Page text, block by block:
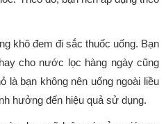
khô đem đi sắc thuốc uống. Bạn
cho nước lọc hàng ngày cũng
là bạn không nên uống ngoài liều
hưởng đến hiệu quả sử dụng.